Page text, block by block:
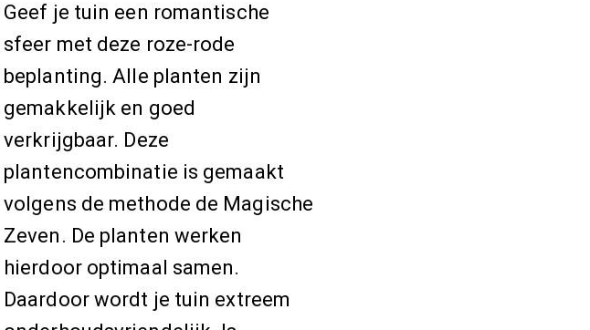
Geef je tuin een romantische
sfeer met deze roze-rode
beplanting. Alle planten zijn
gemakkelijk en goed
verkrijgbaar. Deze
plantencombinatie is gemaakt
volgens de methode de Magische
Zeven. De planten werken
hierdoor optimaal samen.
Daardoor wordt je tuin extreem